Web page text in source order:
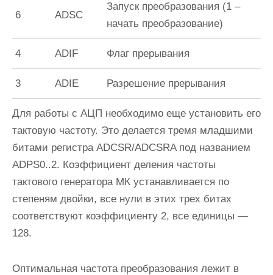
6 ADSC
Запуск преобразования (1 –
начать преобразование)
4 ADIF Флаг прерывания
3 ADIE Разрешение прерывания
Для работы с АЦП необходимо еще установить его
тактовую частоту. Это делается тремя младшими
битами регистра ADCSR/ADCSRAпод названием
ADPS0..2. Коэффициент деления частоты
тактового генератора МК устанавливается по
степеням двойки, все нули в этих трех битах
соответствуют коэффициенту 2, все единицы —
128.
Оптимальная частота преобразования лежит в